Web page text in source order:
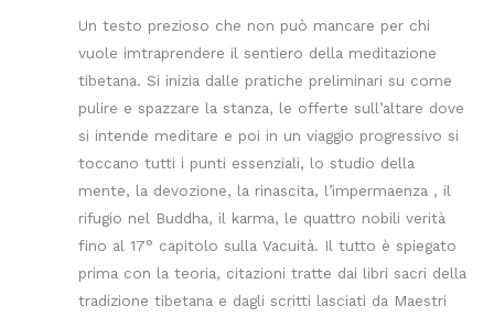
Un testo prezioso che non può mancare per chi
vuole imtraprendere il sentiero della meditazione
tibetana. Si inizia dalle pratiche preliminari su come
pulire e spazzare la stanza, le offerte sull’altare dove
si intende meditare e poi in un viaggio progressivo si
toccano tutti i punti essenziali, lo studio della
mente, la devozione, la rinascita, l’impermaenza , il
rifugio nel Buddha, il karma, le quattro nobili verità
fino al 17° capitolo sulla Vacuità. Il tutto è spiegato
prima con la teoria, citazioni tratte dai libri sacri della
tradizione tibetana e dagli scritti lasciati da Maestri